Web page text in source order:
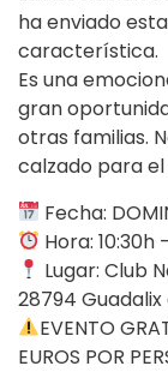
ha enviado
característica.
Es una
gran
otras familias.
calzado para
Fecha:
Hora: 10:30h
Lugar: Club
28794 Guadalix
EVENTO
EUROS POR